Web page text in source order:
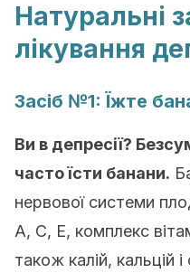
Натуральні
лікування
Засіб №1: Їжте
Ви в депресії?
часто їсти банани.
нервової системи
А, С, Е, комплекс
також калій, кальцій